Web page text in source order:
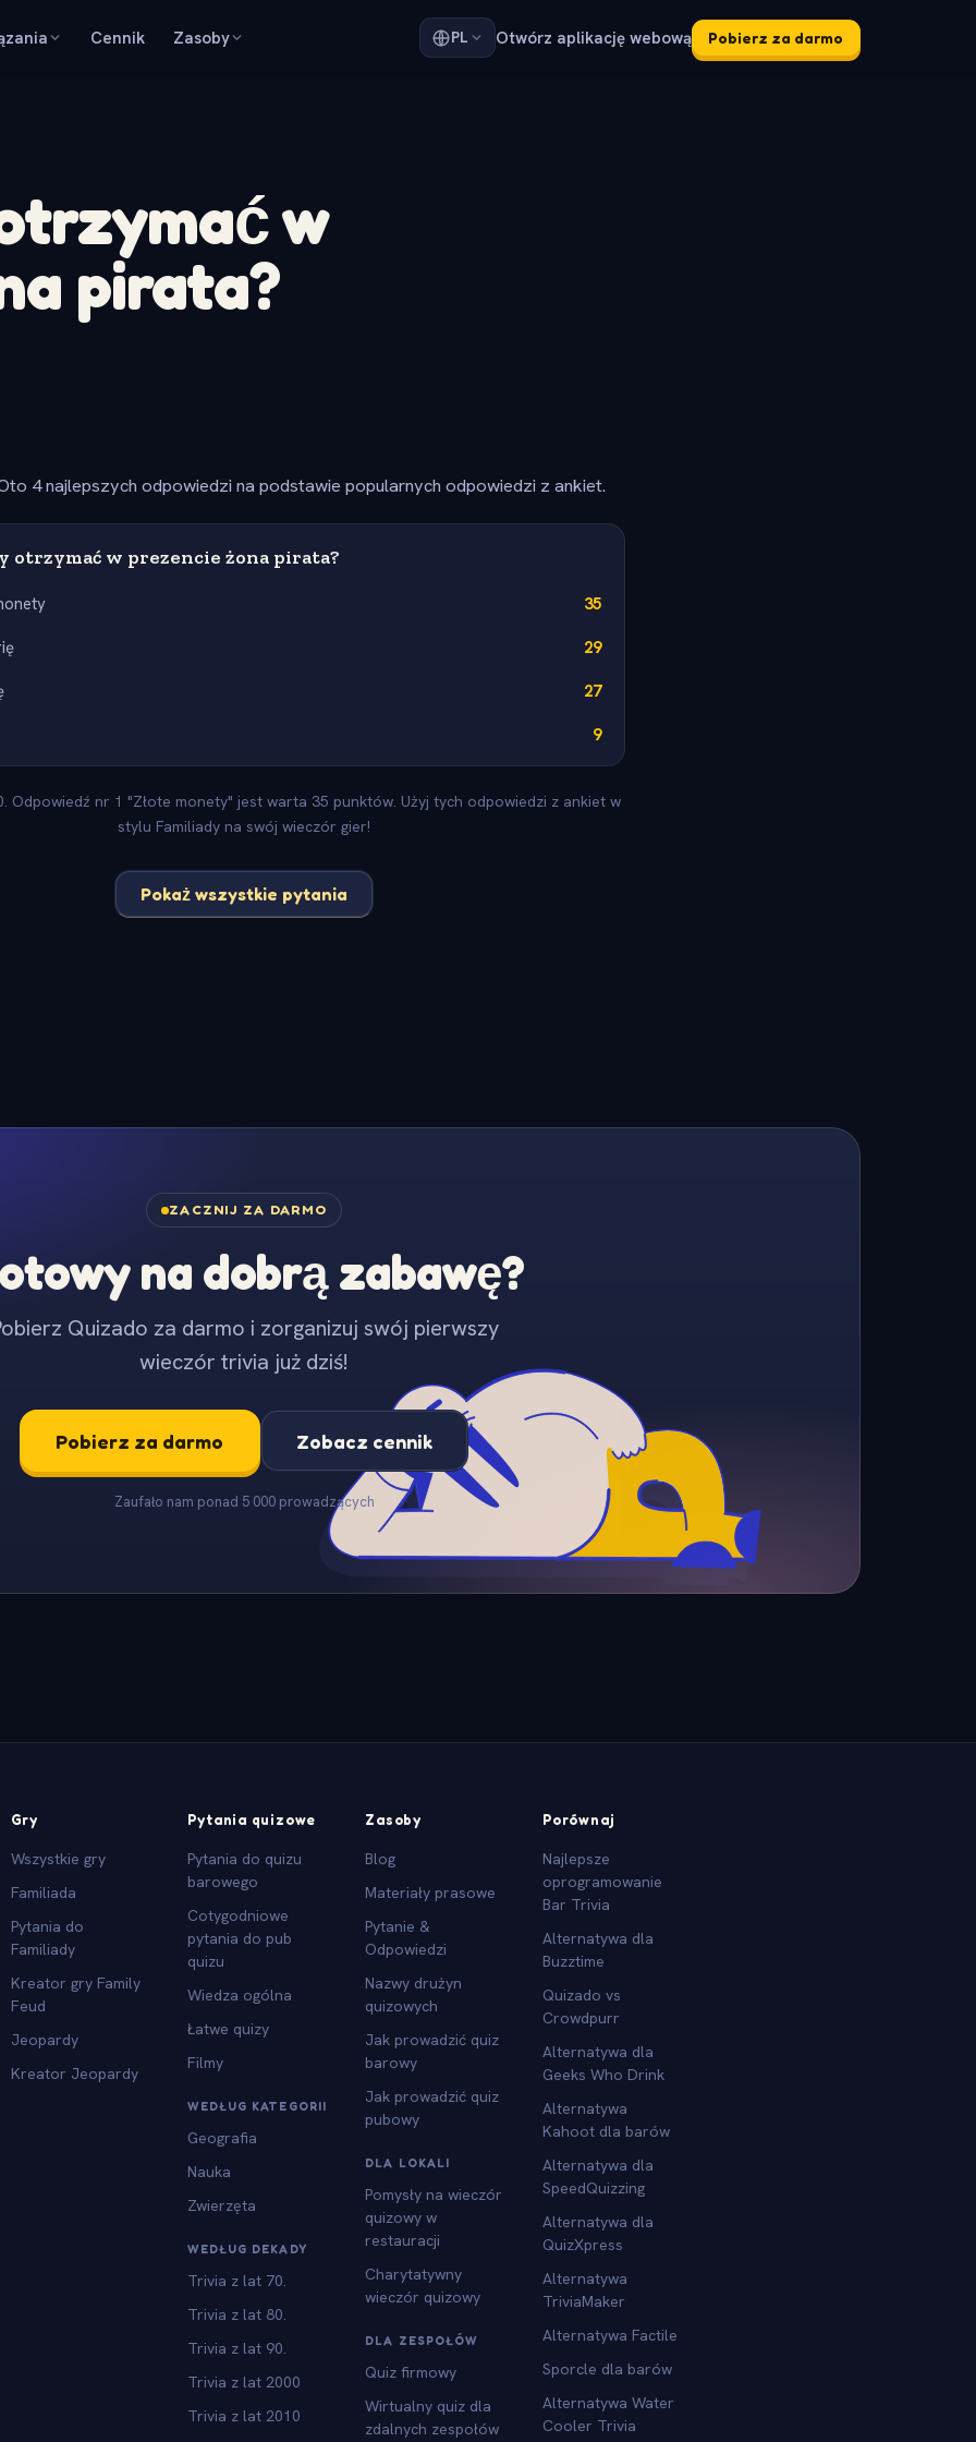
Cennik Zasoby PL Otwórz aplikację webową Pobierz za darmo
w
pirata?
4 najlepszych odpowiedzi na podstawie popularnych odpowiedzi z ankiet.
otrzymać w prezencie żona pirata?
35
29
27
9
Odpowiedź nr 1 "Złote monety" jest warta 35 punktów. Użyj tych odpowiedzi z ankiet w
stylu Familiady na swój wieczór gier!
Pokaż wszystkie pytania
ZACZNIJ ZA DARMO
na dobrą zabawę?
Quizado za darmo i zorganizuj swój pierwszy
wieczór trivia już dziś!
Pobierz za darmo Zobacz cennik
Zaufało nam ponad 5 000 prowadzących
Gry
Wszystkie gry
Familiada
Pytania do
Familiady
Kreator gry Family
Feud
Jeopardy
Kreator Jeopardy
Pytania quizowe
Pytania do quizu
barowego
Cotygodniowe
pytania do pub
quizu
Wiedza ogólna
Łatwe quizy
Filmy
WEDŁUG KATEGORII
Geografia
Nauka
Zwierzęta
WEDŁUG DEKADY
Trivia z lat 70.
Trivia z lat 80.
Trivia z lat 90.
Trivia z lat 2000
Trivia z lat 2010
Zasoby
Blog
Materiały prasowe
Pytanie &
Odpowiedzi
Nazwy drużyn
quizowych
Jak prowadzić quiz
barowy
Jak prowadzić quiz
pubowy
DLA LOKALI
Pomysły na wieczór
quizowy w
restauracji
Charytatywny
wieczór quizowy
DLA ZESPOŁÓW
Quiz firmowy
Wirtualny quiz dla
zdalnych zespołów
Porównaj
Najlepsze
oprogramowanie
Bar Trivia
Alternatywa dla
Buzztime
Quizado vs
Crowdpurr
Alternatywa dla
Geeks Who Drink
Alternatywa
Kahoot dla barów
Alternatywa dla
SpeedQuizzing
Alternatywa dla
QuizXpress
Alternatywa
TriviaMaker
Alternatywa Factile
Sporcle dla barów
Alternatywa Water
Cooler Trivia